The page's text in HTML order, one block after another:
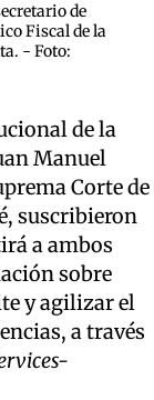
de
Fiscal de la
- Foto:
de la
Manuel
Corte de
suscribieron
a ambos
sobre
y agilizar el
a través